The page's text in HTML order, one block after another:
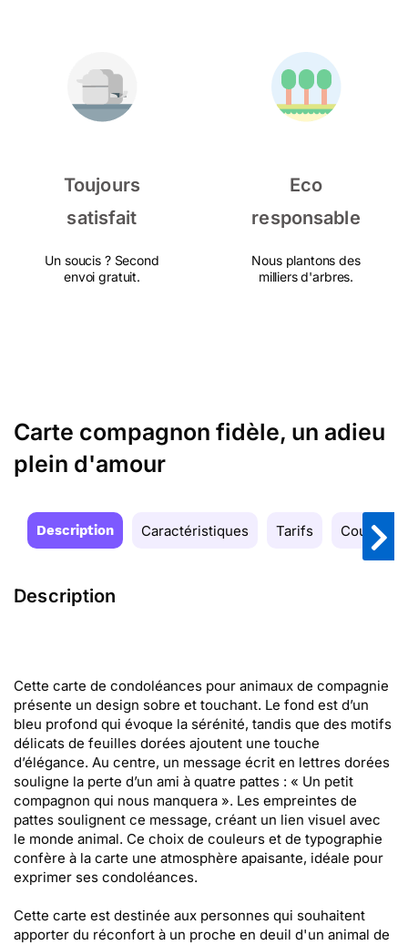
Toujours
satisfait
Un soucis ? Second
envoi gratuit.
Eco
responsable
Nous plantons des
milliers d'arbres.
Carte compagnon fidèle, un adieu
plein d'amour
Description Caractéristiques Tarifs Couleurs
Description
Cette carte de condoléances pour animaux de compagnie
présente un design sobre et touchant. Le fond est d’un
bleu profond qui évoque la sérénité, tandis que des motifs
délicats de feuilles dorées ajoutent une touche
d’élégance. Au centre, un message écrit en lettres dorées
souligne la perte d’un ami à quatre pattes : « Un petit
compagnon qui nous manquera ». Les empreintes de
pattes soulignent ce message, créant un lien visuel avec
le monde animal. Ce choix de couleurs et de typographie
confère à la carte une atmosphère apaisante, idéale pour
exprimer ses condoléances.
Cette carte est destinée aux personnes qui souhaitent
apporter du réconfort à un proche en deuil d'un animal de